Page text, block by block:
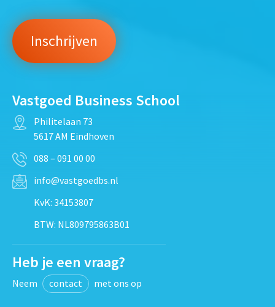
Vastgoed Business School
Philitelaan 73
5617 AM Eindhoven
088 – 091 00 00
info@vastgoedbs.nl
KvK: 34153807
BTW: NL809795863B01
Heb je een vraag?
Neem contact met ons op